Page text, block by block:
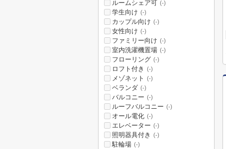
ルームシェア可 (-)
学生向け (-)
カップル向け (-)
女性向け (-)
ファミリー向け (-)
室内洗濯機置場 (-)
フローリング (-)
ロフト付き (-)
メゾネット (-)
ベランダ (-)
バルコニー (-)
ルーフバルコニー (-)
オール電化 (-)
エレベーター (-)
照明器具付き (-)
駐輪場 (-)